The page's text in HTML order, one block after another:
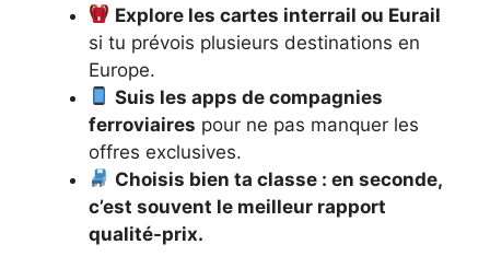
Explore les cartes interrail ou Eurail
si tu prévois plusieurs destinations en
Europe.
Suis les apps de compagnies
ferroviaires pour ne pas manquer les
offres exclusives.
Choisis bien ta classe : en seconde,
c’est souvent le meilleur rapport
qualité-prix.